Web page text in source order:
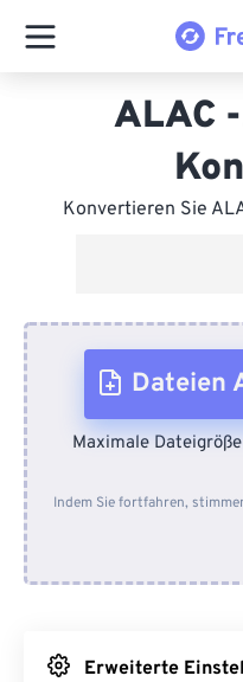
ALAC
Konvertieren Sie
Dateien
Vom
Von
Maximale
Indem Sie fortfahren,
Erweiterte